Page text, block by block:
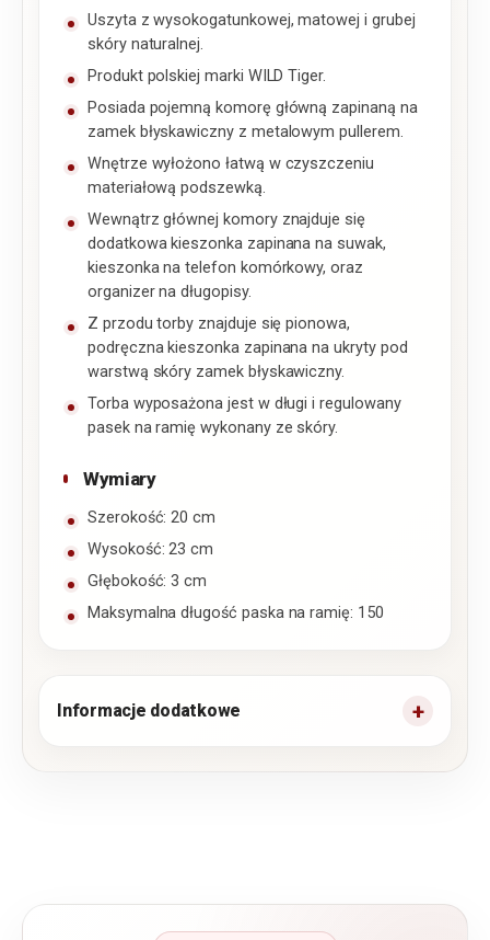
Uszyta z wysokogatunkowej, matowej i grubej
skóry naturalnej.
Produkt polskiej marki WILD Tiger.
Posiada pojemną komorę główną zapinaną na
zamek błyskawiczny z metalowym pullerem.
Wnętrze wyłożono łatwą w czyszczeniu
materiałową podszewką.
Wewnątrz głównej komory znajduje się
dodatkowa kieszonka zapinana na suwak,
kieszonka na telefon komórkowy, oraz
organizer na długopisy.
Z przodu torby znajduje się pionowa,
podręczna kieszonka zapinana na ukryty pod
warstwą skóry zamek błyskawiczny.
Torba wyposażona jest w długi i regulowany
pasek na ramię wykonany ze skóry.
Wymiary
Szerokość: 20 cm
Wysokość: 23 cm
Głębokość: 3 cm
Maksymalna długość paska na ramię: 150
Informacje dodatkowe